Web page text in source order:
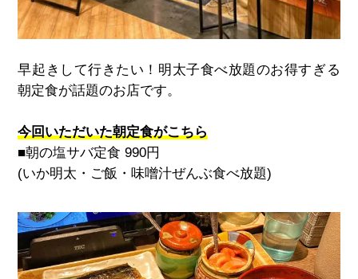
早起きして行きたい！明太子食べ放題のお得すぎる
朝定食が話題のお店です。
今回いただいた朝定食がこちら
■朝の塩サバ定食 990円
(いか明太・ご飯・味噌汁ぜんぶ食べ放題)